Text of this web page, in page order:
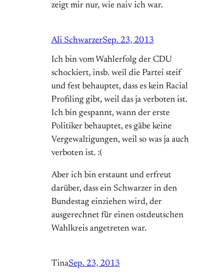
zeigt mir nur, wie naiv ich war.
Ali SchwarzerSep. 23, 2013
Ich bin vom Wahlerfolg der CDU
schockiert, insb. weil die Partei steif
und fest behauptet, dass es kein Racial
Profiling gibt, weil das ja verboten ist.
Ich bin gespannt, wann der erste
Politiker behauptet, es gäbe keine
Vergewaltigungen, weil so was ja auch
verboten ist. :(
Aber ich bin erstaunt und erfreut
darüber, dass ein Schwarzer in den
Bundestag einziehen wird, der
ausgerechnet für einen ostdeutschen
Wahlkreis angetreten war.
TinaSep. 23, 2013